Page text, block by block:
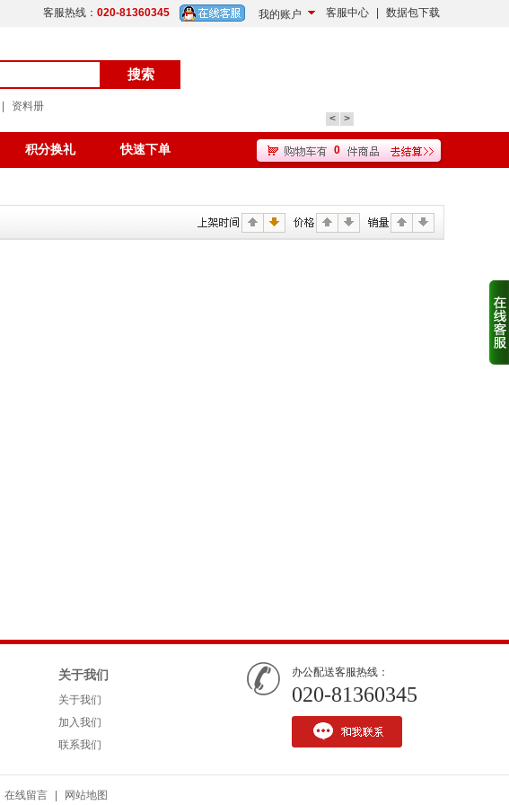
客服热线： 020-81360345 我的账户 客服中心 数据包下载
资料册
<
>
积分换礼 快速下单 0
关于我们
关于我们
加入我们
联系我们
办公配送客服热线：
020-81360345
在线留言 网站地图